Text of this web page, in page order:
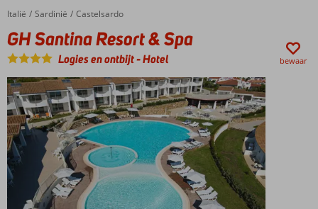
Home
Italië Sardinië Castelsardo
GH Santina Resort & Spa
GH Santina Resort & Spa
Logies en ontbijt-Hotel bewaar